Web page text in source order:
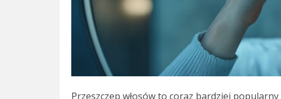
Przeszczep włosów to coraz bardziej